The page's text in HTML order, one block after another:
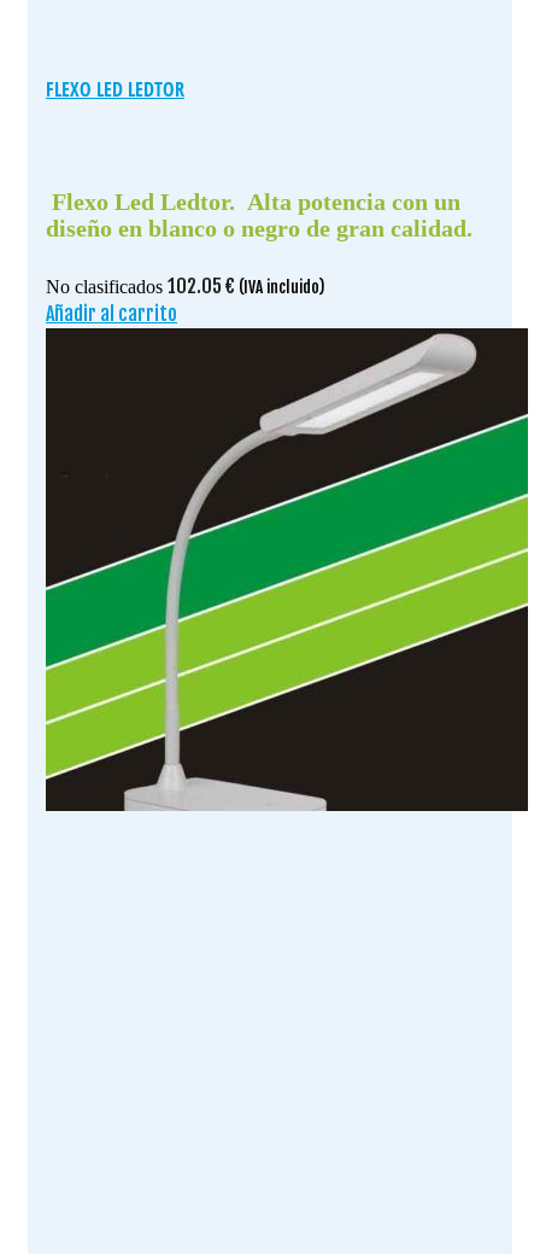
FLEXO LED LEDTOR
Flexo Led Ledtor. Alta potencia con un
diseño en blanco o negro de gran calidad.
No clasificados 102.05 € (IVA incluido)
Añadir al carrito